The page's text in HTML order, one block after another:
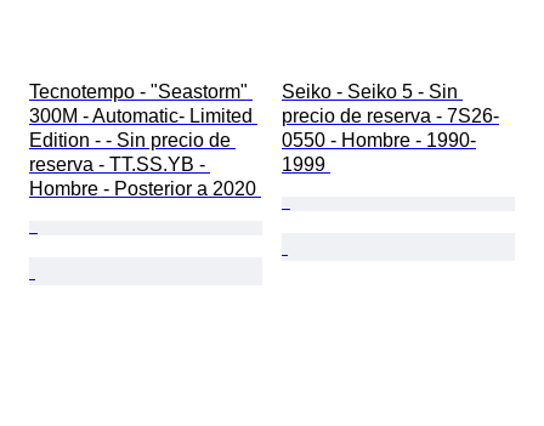
Tecnotempo - "Seastorm"
300M - Automatic- Limited
Edition - - Sin precio de
reserva - TT.SS.YB -
Hombre - Posterior a 2020
Seiko - Seiko 5 - Sin
precio de reserva - 7S26-
0550 - Hombre - 1990-
1999